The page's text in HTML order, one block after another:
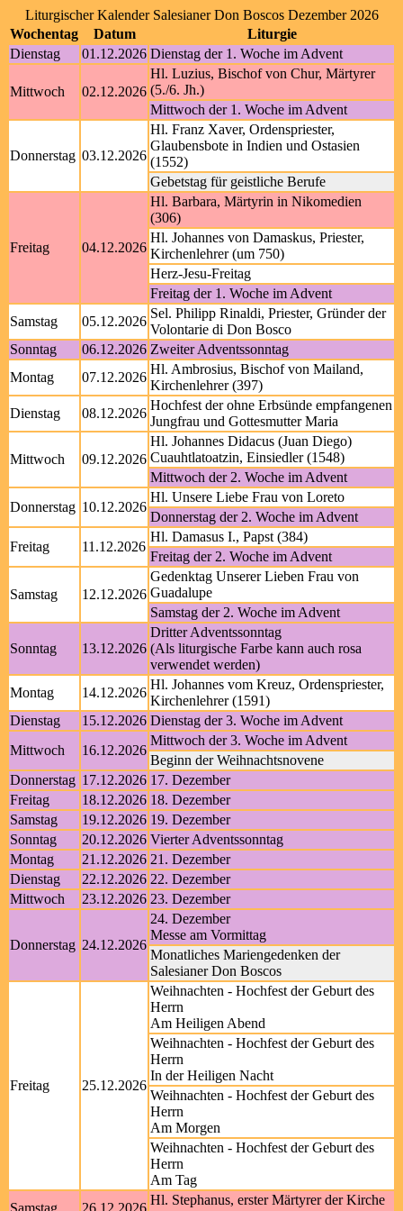
Liturgischer Kalender Salesianer Don Boscos Dezember 2026
Wochentag
Datum
Liturgie
Dienstag
01.12.2026 Dienstag der 1. Woche im Advent
Mittwoch 02.12.2026
Hl. Luzius, Bischof von Chur, Märtyrer
(5./6. Jh.)
Mittwoch der 1. Woche im Advent
Donnerstag 03.12.2026
Hl. Franz Xaver, Ordenspriester,
Glaubensbote in Indien und Ostasien
(1552)
Gebetstag für geistliche Berufe
Freitag 04.12.2026
Hl. Barbara, Märtyrin in Nikomedien
(306)
Hl. Johannes von Damaskus, Priester,
Kirchenlehrer (um 750)
Herz-Jesu-Freitag
Freitag der 1. Woche im Advent
Samstag
05.12.2026
Sel. Philipp Rinaldi, Priester, Gründer der
Volontarie di Don Bosco
Sonntag
06.12.2026 Zweiter Adventssonntag
Montag
07.12.2026
Hl. Ambrosius, Bischof von Mailand,
Kirchenlehrer (397)
Dienstag
08.12.2026
Hochfest der ohne Erbsünde empfangenen
Jungfrau und Gottesmutter Maria
Mittwoch 09.12.2026
Hl. Johannes Didacus (Juan Diego)
Cuauhtlatoatzin, Einsiedler (1548)
Mittwoch der 2. Woche im Advent
Donnerstag 10.12.2026
Hl. Unsere Liebe Frau von Loreto
Donnerstag der 2. Woche im Advent
Freitag
11.12.2026
Hl. Damasus I., Papst (384)
Freitag der 2. Woche im Advent
Samstag 12.12.2026
Gedenktag Unserer Lieben Frau von
Guadalupe
Samstag der 2. Woche im Advent
Sonntag 13.12.2026
Dritter Adventssonntag
(Als liturgische Farbe kann auch rosa
verwendet werden)
Montag
14.12.2026
Hl. Johannes vom Kreuz, Ordenspriester,
Kirchenlehrer (1591)
Dienstag
15.12.2026 Dienstag der 3. Woche im Advent
Mittwoch
16.12.2026
Mittwoch der 3. Woche im Advent
Beginn der Weihnachtsnovene
Donnerstag 17.12.2026 17. Dezember
Freitag
18.12.2026 18. Dezember
Samstag
19.12.2026 19. Dezember
Sonntag
20.12.2026 Vierter Adventssonntag
Montag
21.12.2026 21. Dezember
Dienstag
22.12.2026 22. Dezember
Mittwoch
23.12.2026 23. Dezember
Donnerstag 24.12.2026
24. Dezember
Messe am Vormittag
Monatliches Mariengedenken der
Salesianer Don Boscos
Freitag 25.12.2026
Weihnachten - Hochfest der Geburt des
Herrn
Am Heiligen Abend
Weihnachten - Hochfest der Geburt des
Herrn
In der Heiligen Nacht
Weihnachten - Hochfest der Geburt des
Herrn
Am Morgen
Weihnachten - Hochfest der Geburt des
Herrn
Am Tag
Samstag
26.12.2026
Hl. Stephanus, erster Märtyrer der Kirche